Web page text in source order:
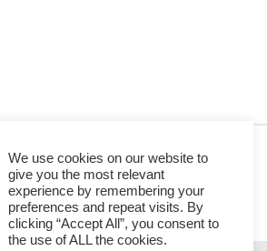
We use cookies on our website to
give you the most relevant
experience by remembering your
preferences and repeat visits. By
clicking “Accept All”, you consent to
the use of ALL the cookies.